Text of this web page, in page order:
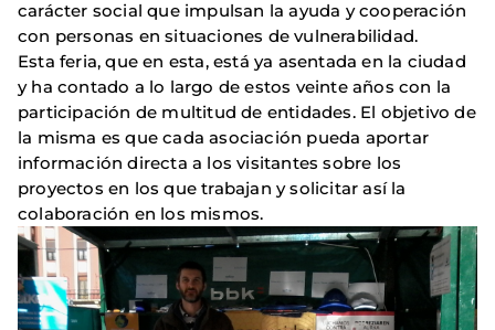
carácter social que impulsan la ayuda y cooperación
con personas en situaciones de vulnerabilidad.
Esta feria, que en esta, está ya asentada en la ciudad
y ha contado a lo largo de estos veinte años con la
participación de multitud de entidades. El objetivo de
la misma es que cada asociación pueda aportar
información directa a los visitantes sobre los
proyectos en los que trabajan y solicitar así la
colaboración en los mismos.